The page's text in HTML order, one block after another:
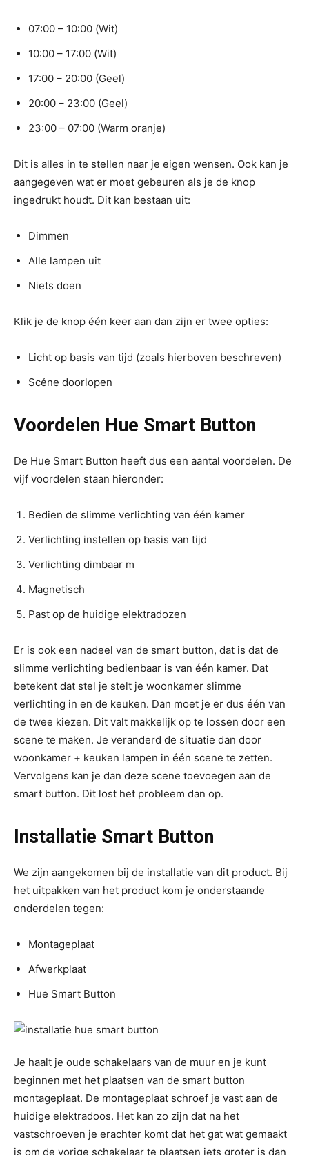
07:00 – 10:00 (Wit)
10:00 – 17:00 (Wit)
17:00 – 20:00 (Geel)
20:00 – 23:00 (Geel)
23:00 – 07:00 (Warm oranje)
Dit is alles in te stellen naar je eigen wensen. Ook kan je
aangegeven wat er moet gebeuren als je de knop
ingedrukt houdt. Dit kan bestaan uit:
Dimmen
Alle lampen uit
Niets doen
Klik je de knop één keer aan dan zijn er twee opties:
Licht op basis van tijd (zoals hierboven beschreven)
Scéne doorlopen
Voordelen Hue Smart Button
De Hue Smart Button heeft dus een aantal voordelen. De
vijf voordelen staan hieronder:
Bedien de slimme verlichting van één kamer
Verlichting instellen op basis van tijd
Verlichting dimbaar m
Magnetisch
Past op de huidige elektradozen
Er is ook een nadeel van de smart button, dat is dat de
slimme verlichting bedienbaar is van één kamer. Dat
betekent dat stel je stelt je woonkamer slimme
verlichting in en de keuken. Dan moet je er dus één van
de twee kiezen. Dit valt makkelijk op te lossen door een
scene te maken. Je veranderd de situatie dan door
woonkamer + keuken lampen in één scene te zetten.
Vervolgens kan je dan deze scene toevoegen aan de
smart button. Dit lost het probleem dan op.
Installatie Smart Button
We zijn aangekomen bij de installatie van dit product. Bij
het uitpakken van het product kom je onderstaande
onderdelen tegen:
Montageplaat
Afwerkplaat
Hue Smart Button
Je haalt je oude schakelaars van de muur en je kunt
beginnen met het plaatsen van de smart button
montageplaat. De montageplaat schroef je vast aan de
huidige elektradoos. Het kan zo zijn dat na het
vastschroeven je erachter komt dat het gat wat gemaakt
is om de vorige schakelaar te plaatsen iets groter is dan